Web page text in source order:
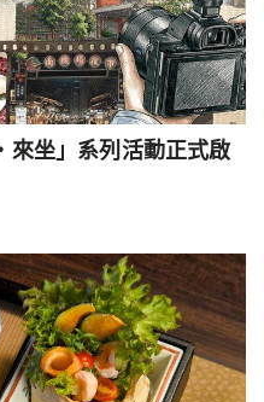
來坐」系列活動正式啟